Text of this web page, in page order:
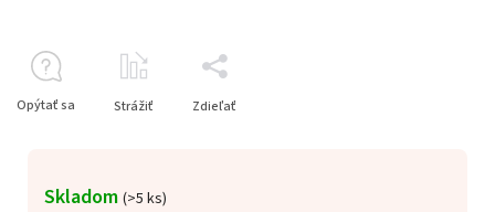
Skladom (>5 ks)
Opýtať sa Strážiť Zdieľať